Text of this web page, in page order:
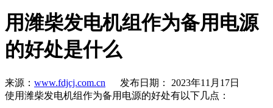
用潍柴发电机组作为备用电源
的好处是什么
来源： www.fdjcj.com.cn 发布日期： 2023年11月17日
使用潍柴发电机组作为备用电源的好处有以下几点：